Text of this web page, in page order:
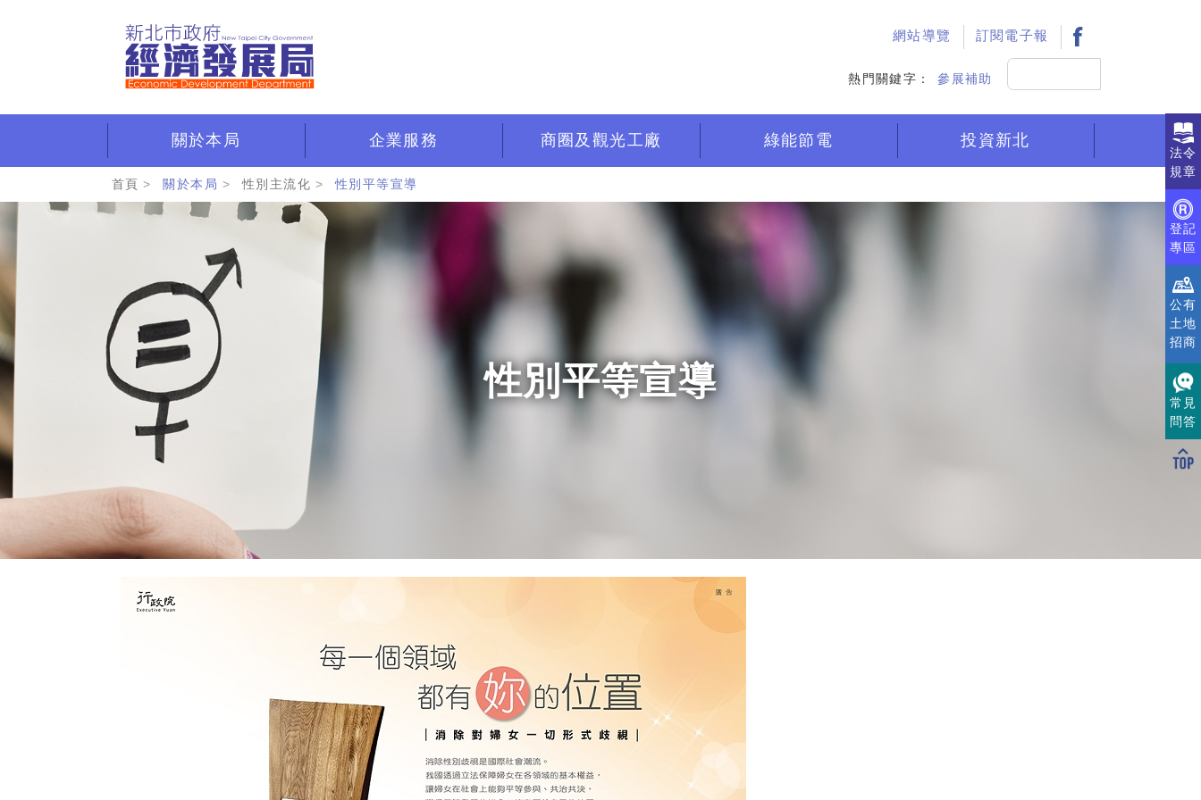
容
網站導覽
訂閱電子報
熱門關鍵字：參展補助
搜
尋
關於本局 企業服務 商圈及觀光工廠 綠能節電 投資新北
首頁 關於本局 性別主流化 性別平等宣導
性別平等宣導
法令
規章
登記
專區
公有
土地
招商
常見
問答